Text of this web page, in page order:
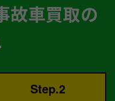
故車買取の
Step.2